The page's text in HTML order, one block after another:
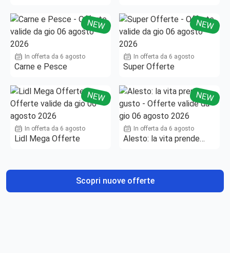
NEW
In offerta da 6 agosto
Carne e Pesce
NEW
In offerta da 6 agosto
Super Offerte
NEW
In offerta da 6 agosto
Lidl Mega Offerte
NEW
In offerta da 6 agosto
Alesto: la vita prende
Scopri nuove offerte